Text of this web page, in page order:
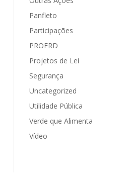
Panfleto
Participações
PROERD
Projetos de Lei
Segurança
Uncategorized
Utilidade Pública
Verde que Alimenta
Vídeo